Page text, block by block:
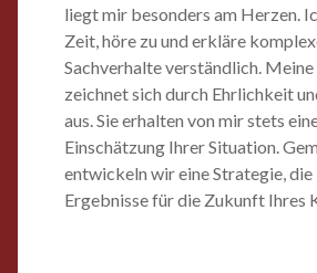
liegt mir besonders am Herzen.
Zeit, höre zu und erkläre
Sachverhalte verständlich.
zeichnet sich durch Ehrlichkeit
aus. Sie erhalten von mir stets
Einschätzung Ihrer Situation.
entwickeln wir eine Strategie,
Ergebnisse für die Zukunft Ihres